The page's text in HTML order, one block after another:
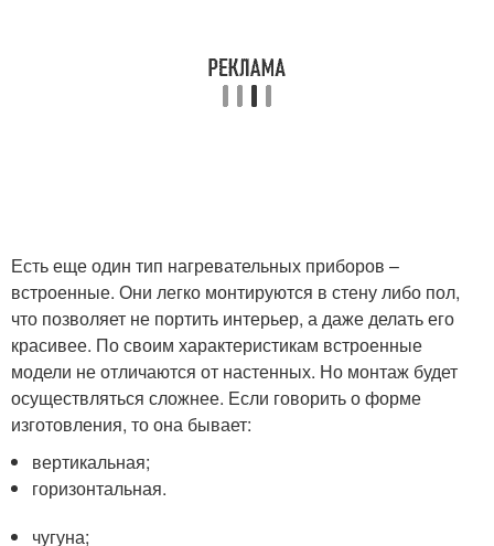
Есть еще один тип нагревательных приборов –
встроенные. Они легко монтируются в стену либо пол,
что позволяет не портить интерьер, а даже делать его
красивее. По своим характеристикам встроенные
модели не отличаются от настенных. Но монтаж будет
осуществляться сложнее. Если говорить о форме
изготовления, то она бывает:
вертикальная;
горизонтальная.
чугуна;